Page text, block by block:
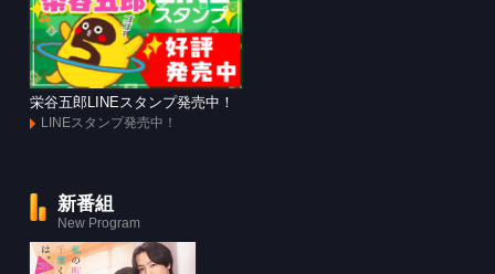
栄谷五郎LINEスタンプ発売中！
LINEスタンプ発売中！
新番組
New Program